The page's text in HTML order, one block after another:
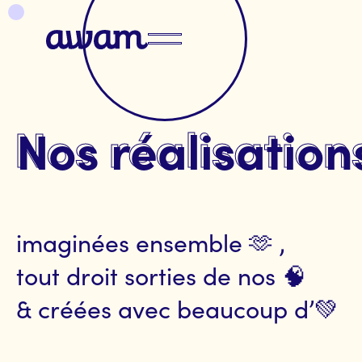
Nos
imaginées ensemble 🫶 ,
tout droit sorties de nos 🧠
& créées avec beaucoup d’💚